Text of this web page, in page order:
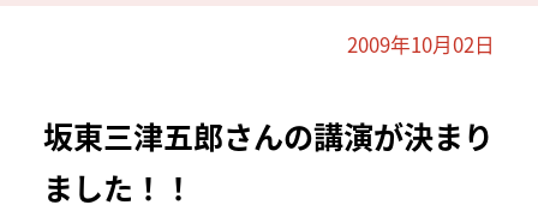
2009年10月02日
坂東三津五郎さんの講演が決まり
ました！！